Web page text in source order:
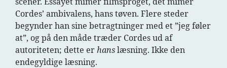
Cordes’ ambivalens, hans tøven. Flere steder
begynder han sine betragtninger med et ”jeg føler
at”, og på den måde træder Cordes ud af
autoriteten; dette erhanslæsning. Ikke den
endegyldige læsning.